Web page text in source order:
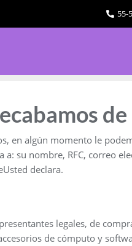
55-
en algún momento le
a: su nombre, RFC, correo
declara.
legales, de
de cómputo y